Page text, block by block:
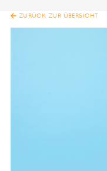
ZURÜCK ZUR ÜBERSICHT